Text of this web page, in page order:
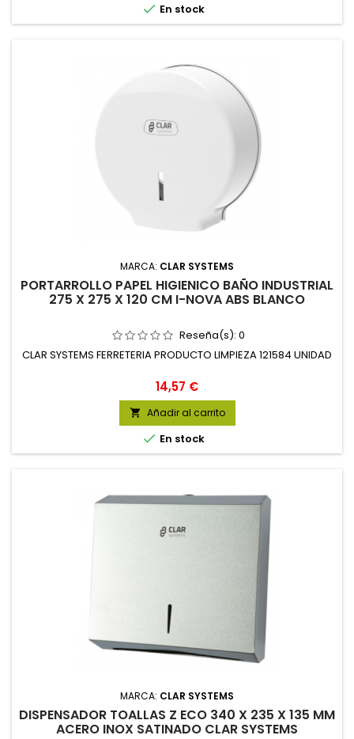
 En stock
MARCA: CLAR SYSTEMS
PORTARROLLO PAPEL HIGIENICO BAÑO INDUSTRIAL
275 X 275 X 120 CM I-NOVA ABS BLANCO
Reseña(s): 0
CLAR SYSTEMS FERRETERIA PRODUCTO LIMPIEZA 121584 UNIDAD
Precio
14,57 €
 Añadir al carrito
 En stock
MARCA: CLAR SYSTEMS
DISPENSADOR TOALLAS Z ECO 340 X 235 X 135 MM
ACERO INOX SATINADO CLAR SYSTEMS